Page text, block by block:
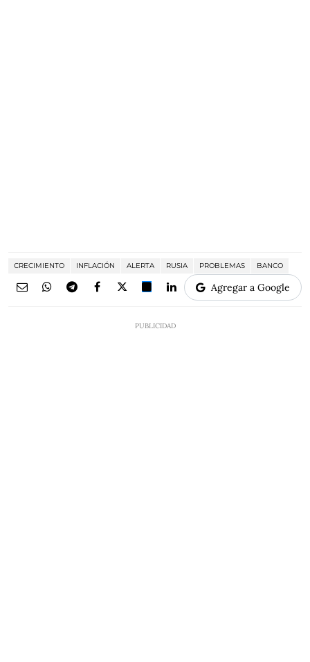
CRECIMIENTO INFLACIÓN ALERTA RUSIA PROBLEMAS BANCO
Agregar a Google